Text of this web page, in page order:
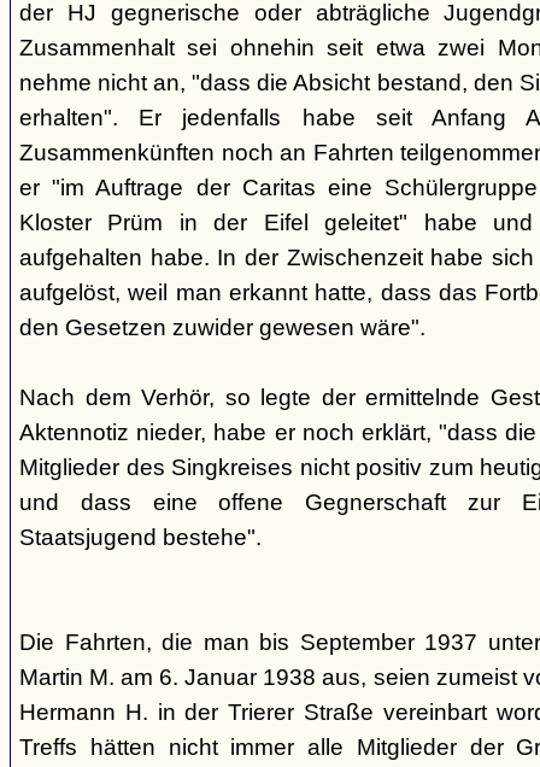
der HJ gegnerische oder abträgliche
Zusammenhalt sei ohnehin seit etwa zwei
nehme nicht an, "dass die Absicht bestand, den
erhalten". Er jedenfalls habe seit Anfang
Zusammenkünften noch an Fahrten
er "im Auftrage der Caritas eine
Kloster Prüm in der Eifel geleitet" habe
aufgehalten habe. In der Zwischenzeit habe
aufgelöst, weil man erkannt hatte, dass das
den Gesetzen zuwider gewesen wäre".
Nach dem Verhör, so legte der ermittelnde
Aktennotiz nieder, habe er noch erklärt, "dass
Mitglieder des Singkreises nicht positiv zum
und dass eine offene Gegnerschaft zur
Staatsjugend bestehe".
Die Fahrten, die man bis September 1937
Martin M. am 6. Januar 1938 aus, seien zumeist
Hermann H. in der Trierer Straße vereinbart
Treffs hätten nicht immer alle Mitglieder der